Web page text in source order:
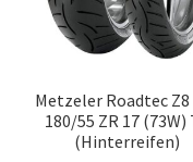
Metzeler Roadtec Z8
180/55 ZR 17 (73W)
(Hinterreifen)